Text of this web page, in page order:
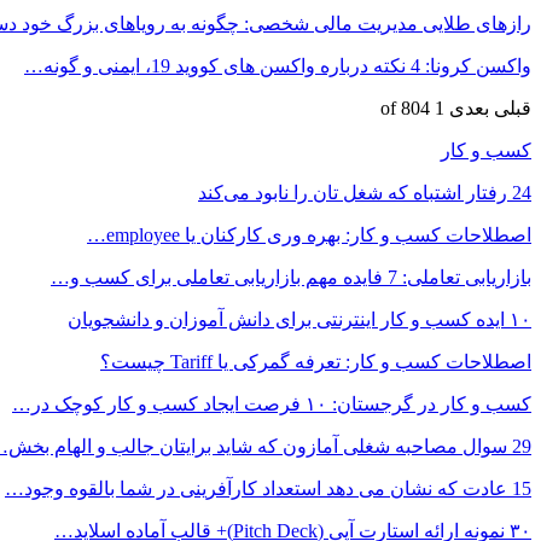
رازهای طلایی مدیریت مالی شخصی: چگونه به رویاهای بزرگ
واکسن کرونا: 4 نکته درباره واکسن های کووید 19، ایمنی و گونه…
قبلی بعدی 1 of 804
کسب و کار
24 رفتار اشتباه که شغل تان را نابود می‌کند
اصطلاحات کسب و کار: بهره وری کارکنان یا employee…
بازاریابی تعاملی: 7 فایده مهم بازاریابی تعاملی برای کسب و…
۱۰ ایده کسب و کار اینترنتی برای دانش آموزان و دانشجویان
اصطلاحات کسب و کار: تعرفه گمرکی یا Tariff چیست؟
کسب و کار در گرجستان: ۱۰ فرصت ایجاد کسب و کار کوچک در…
29 سوال مصاحبه شغلی آمازون که شاید برایتان جالب و الهام بخش…
15 عادت که نشان می دهد استعداد کارآفرینی در شما بالقوه وجود…
۳۰ نمونه ارائه استارت آپی (Pitch Deck)+ قالب آماده اسلاید…